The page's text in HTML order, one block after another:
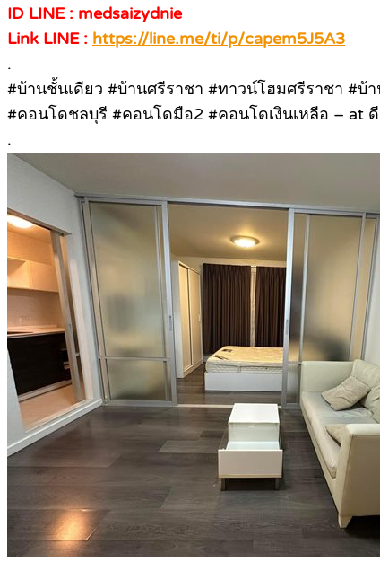
ID LINE : medsaizydnie
Link LINE : https://line.me/ti/p/capem5J5A3
.
#บ้านชั้นเดียว #บ้านศรีราชา #ทาวน์โฮมศรีราชา #
#คอนโดชลบุรี #คอนโดมือ2 #คอนโดเงินเหลือ – at
.